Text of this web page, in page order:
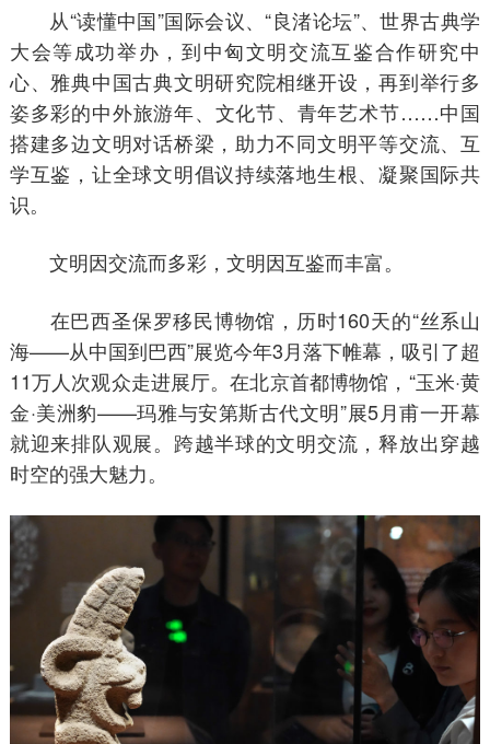
从“读懂中国”国际会议、“良渚论坛”、世界古典学
大会等成功举办，到中匈文明交流互鉴合作研究中
心、雅典中国古典文明研究院相继开设，再到举行多
姿多彩的中外旅游年、文化节、青年艺术节……中国
搭建多边文明对话桥梁，助力不同文明平等交流、互
学互鉴，让全球文明倡议持续落地生根、凝聚国际共
识。
文明因交流而多彩，文明因互鉴而丰富。
在巴西圣保罗移民博物馆，历时160天的“丝系山
海——从中国到巴西”展览今年3月落下帷幕，吸引了超
11万人次观众走进展厅。在北京首都博物馆，“玉米·黄
金·美洲豹——玛雅与安第斯古代文明”展5月甫一开幕
就迎来排队观展。跨越半球的文明交流，释放出穿越
时空的强大魅力。